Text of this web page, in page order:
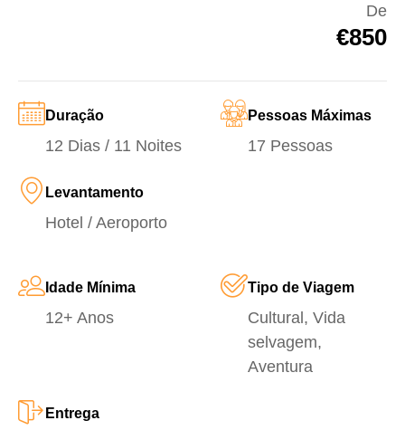
De
€850
Duração
12 Dias / 11 Noites
Pessoas Máximas
17 Pessoas
Levantamento
Hotel / Aeroporto
Idade Mínima
12+ Anos
Tipo de Viagem
Cultural, Vida
selvagem,
Aventura
Entrega